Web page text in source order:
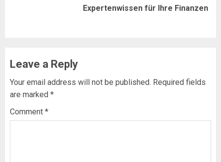
Expertenwissen für Ihre Finanzen
Leave a Reply
Your email address will not be published. Required fields
are marked *
Comment *